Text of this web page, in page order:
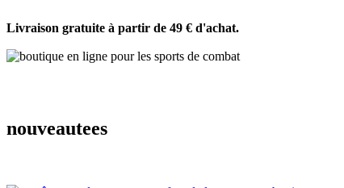
Livraison gratuite à partir de 49 € d'achat.
nouveautees